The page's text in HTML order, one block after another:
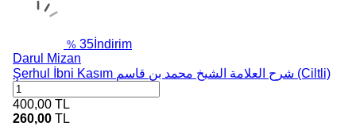
% 35 İndirim
Darul Mizan
Şerhul İbni Kasım شرح العلامة الشيخ محمد بن قاسم (Ciltli)
400,00 TL
260,00 TL